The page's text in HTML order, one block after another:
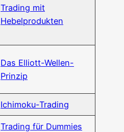
Tra­ding mit
Hebelprodukten
Das Elliott-Wel­len-
Prin­zip
Ichi­mo­ku-Tra­ding
Tra­ding für Dummies